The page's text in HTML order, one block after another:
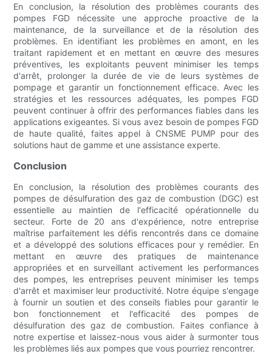
En conclusion, la résolution des problèmes courants des
pompes FGD nécessite une approche proactive de la
maintenance, de la surveillance et de la résolution des
problèmes. En identifiant les problèmes en amont, en les
traitant rapidement et en mettant en œuvre des mesures
préventives, les exploitants peuvent minimiser les temps
d'arrêt, prolonger la durée de vie de leurs systèmes de
pompage et garantir un fonctionnement efficace. Avec les
stratégies et les ressources adéquates, les pompes FGD
peuvent continuer à offrir des performances fiables dans les
applications exigeantes. Si vous avez besoin de pompes FGD
de haute qualité, faites appel à CNSME PUMP pour des
solutions haut de gamme et une assistance experte.
Conclusion
En conclusion, la résolution des problèmes courants des
pompes de désulfuration des gaz de combustion (DGC) est
essentielle au maintien de l'efficacité opérationnelle du
secteur. Forte de 20 ans d'expérience, notre entreprise
maîtrise parfaitement les défis rencontrés dans ce domaine
et a développé des solutions efficaces pour y remédier. En
mettant en œuvre des pratiques de maintenance
appropriées et en surveillant activement les performances
des pompes, les entreprises peuvent minimiser les temps
d'arrêt et maximiser leur productivité. Notre équipe s'engage
à fournir un soutien et des conseils fiables pour garantir le
bon fonctionnement et l'efficacité des pompes de
désulfuration des gaz de combustion. Faites confiance à
notre expertise et laissez-nous vous aider à surmonter tous
les problèmes liés aux pompes que vous pourriez rencontrer.